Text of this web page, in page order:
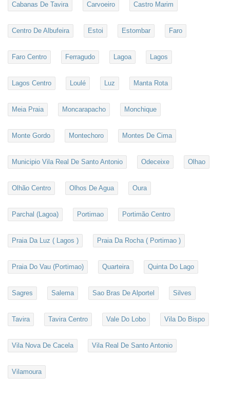
Cabanas De Tavira Carvoeiro Castro Marim
Centro De Albufeira Estoi Estombar Faro
Faro Centro Ferragudo Lagoa Lagos
Lagos Centro Loulé Luz Manta Rota
Meia Praia Moncarapacho Monchique
Monte Gordo Montechoro Montes De Cima
Municipio Vila Real De Santo Antonio Odeceixe Olhao
Olhão Centro Olhos De Agua Oura
Parchal (Lagoa) Portimao Portimão Centro
Praia Da Luz ( Lagos ) Praia Da Rocha ( Portimao )
Praia Do Vau (Portimao) Quarteira Quinta Do Lago
Sagres Salema Sao Bras De Alportel Silves
Tavira Tavira Centro Vale Do Lobo Vila Do Bispo
Vila Nova De Cacela Vila Real De Santo Antonio
Vilamoura